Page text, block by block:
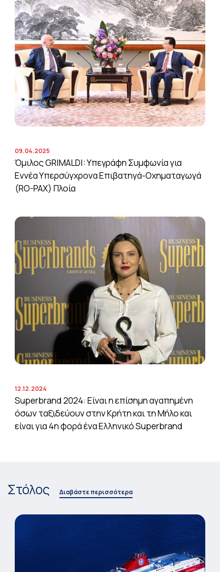
09.04.2025
Όμιλος GRIMALDI: Υπεγράφη Συμφωνία για
Εννέα Υπερσύγχρονα Επιβατηγά-Οχηματαγωγά
(RO-PAX) Πλοία
12.12.2024
Superbrand 2024: Είναι η επίσημη αγαπημένη
όσων ταξιδεύουν στην Κρήτη και τη Μήλο και
είναι για 4η φορά ένα Ελληνικό Superbrand
Στόλος Διαβάστε περισσότερα